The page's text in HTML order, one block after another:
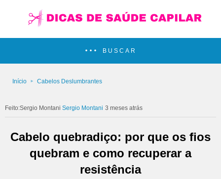
BUSCAR
Início Cabelos Deslumbrantes
Sergio Montani 3 meses atrás
Cabelo quebradiço: por que os fios
quebram e como recuperar a
resistência